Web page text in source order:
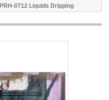
0712 Liquids Dripping